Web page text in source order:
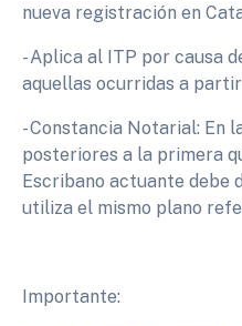
nueva registración en
- Aplica al ITP por causa
aquellas ocurridas a
- Constancia Notarial: En
posteriores a la primera
Escribano actuante debe
utiliza el mismo plano
Importante: